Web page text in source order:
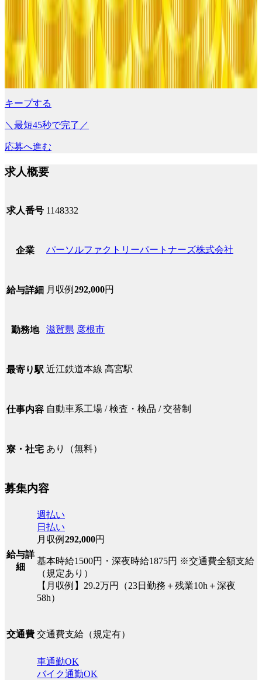
キープする
＼最短45秒で完了／
応募へ進む
求人概要
求人番号 1148332
企業 パーソルファクトリーパートナーズ株式会社
給与詳細 月収例 292,000円
勤務地 滋賀県 彦根市
最寄り駅 近江鉄道本線 高宮駅
仕事内容 自動車系工場 / 検査・検品 / 交替制
寮・社宅 あり（無料）
募集内容
給与詳
細
週払い
日払い
月収例 292,000円
基本時給1500円・深夜時給1875円 ※交通費全額支給
（規定あり）
【月収例】29.2万円（23日勤務＋残業10h＋深夜
58h）
交通費 交通費支給（規定有）
車通勤OK
バイク通勤OK